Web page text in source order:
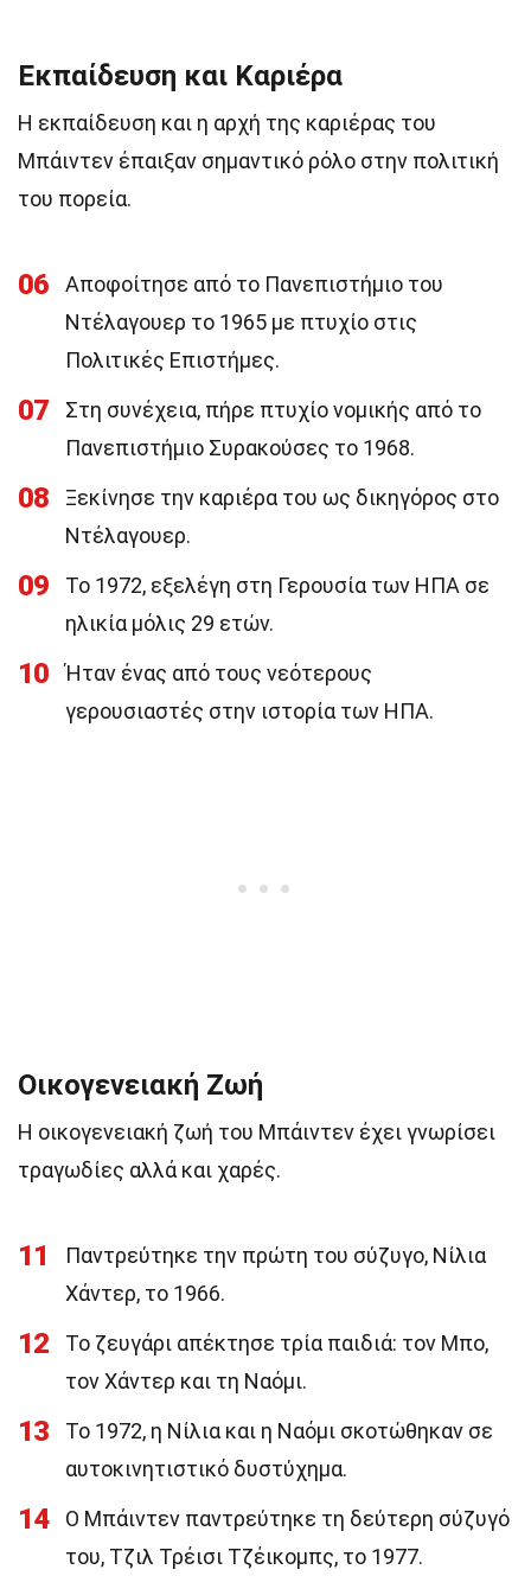
Εκπαίδευση και Καριέρα
Η εκπαίδευση και η αρχή της καριέρας του
Μπάιντεν έπαιξαν σημαντικό ρόλο στην πολιτική
του πορεία.
06
Αποφοίτησε από το Πανεπιστήμιο του
Ντέλαγουερ το 1965 με πτυχίο στις
Πολιτικές Επιστήμες.
07
Στη συνέχεια, πήρε πτυχίο νομικής από το
Πανεπιστήμιο Συρακούσες το 1968.
08
Ξεκίνησε την καριέρα του ως δικηγόρος στο
Ντέλαγουερ.
09
Το 1972, εξελέγη στη Γερουσία των ΗΠΑ σε
ηλικία μόλις 29 ετών.
10
Ήταν ένας από τους νεότερους
γερουσιαστές στην ιστορία των ΗΠΑ.
Οικογενειακή Ζωή
Η οικογενειακή ζωή του Μπάιντεν έχει γνωρίσει
τραγωδίες αλλά και χαρές.
11
Παντρεύτηκε την πρώτη του σύζυγο, Νίλια
Χάντερ, το 1966.
12
Το ζευγάρι απέκτησε τρία παιδιά: τον Μπο,
τον Χάντερ και τη Ναόμι.
13
Το 1972, η Νίλια και η Ναόμι σκοτώθηκαν σε
αυτοκινητιστικό δυστύχημα.
14
Ο Μπάιντεν παντρεύτηκε τη δεύτερη σύζυγό
του, Τζιλ Τρέισι Τζέικομπς, το 1977.